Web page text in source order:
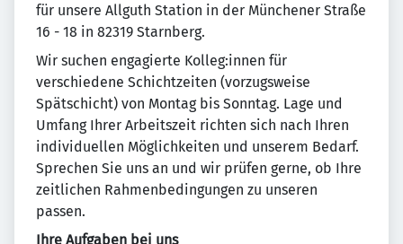
für unsere Allguth Station in der Münchener Straße
16 - 18 in 82319 Starnberg.
Wir suchen engagierte Kolleg:innen für
verschiedene Schichtzeiten (vorzugsweise
Spätschicht) von Montag bis Sonntag. Lage und
Umfang Ihrer Arbeitszeit richten sich nach Ihren
individuellen Möglichkeiten und unserem Bedarf.
Sprechen Sie uns an und wir prüfen gerne, ob Ihre
zeitlichen Rahmenbedingungen zu unseren
passen.
Ihre Aufgaben bei uns